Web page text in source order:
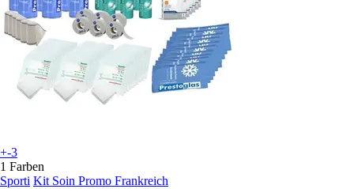
+-3
1 Farben
Sporti Kit Soin Promo Frankreich